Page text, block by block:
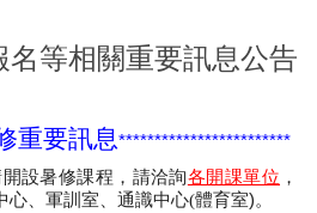
名等相關重要訊息公告
重要訊息************************
設暑修課程，請洽詢各開課單位 ，
心、軍訓室、通識中心(體育室)。